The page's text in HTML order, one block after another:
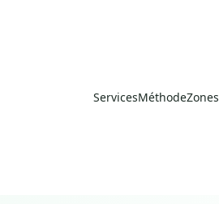
ServicesMéthodeZones